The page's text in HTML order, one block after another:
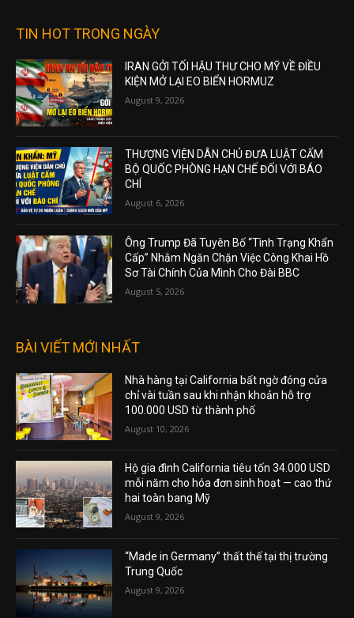
TIN HOT TRONG NGÀY
IRAN GỞI TỐI HẬU THƯ CHO MỸ VỀ ĐIỀU
KIỆN MỞ LẠI EO BIỂN HORMUZ
August 9, 2026
THƯỢNG VIỆN DÂN CHỦ ĐƯA LUẬT CẤM
BỘ QUỐC PHÒNG HẠN CHẾ ĐỐI VỚI BÁO
CHÍ
August 6, 2026
Ông Trump Đã Tuyên Bố “Tình Trạng Khẩn
Cấp” Nhằm Ngăn Chặn Việc Công Khai Hồ
Sơ Tài Chính Của Mình Cho Đài BBC
August 5, 2026
BÀI VIẾT MỚI NHẤT
Nhà hàng tại California bất ngờ đóng cửa
chỉ vài tuần sau khi nhận khoản hỗ trợ
100.000 USD từ thành phố
August 10, 2026
Hộ gia đình California tiêu tốn 34.000 USD
mỗi năm cho hóa đơn sinh hoạt — cao thứ
hai toàn bang Mỹ
August 9, 2026
“Made in Germany” thất thế tại thị trường
Trung Quốc
August 9, 2026